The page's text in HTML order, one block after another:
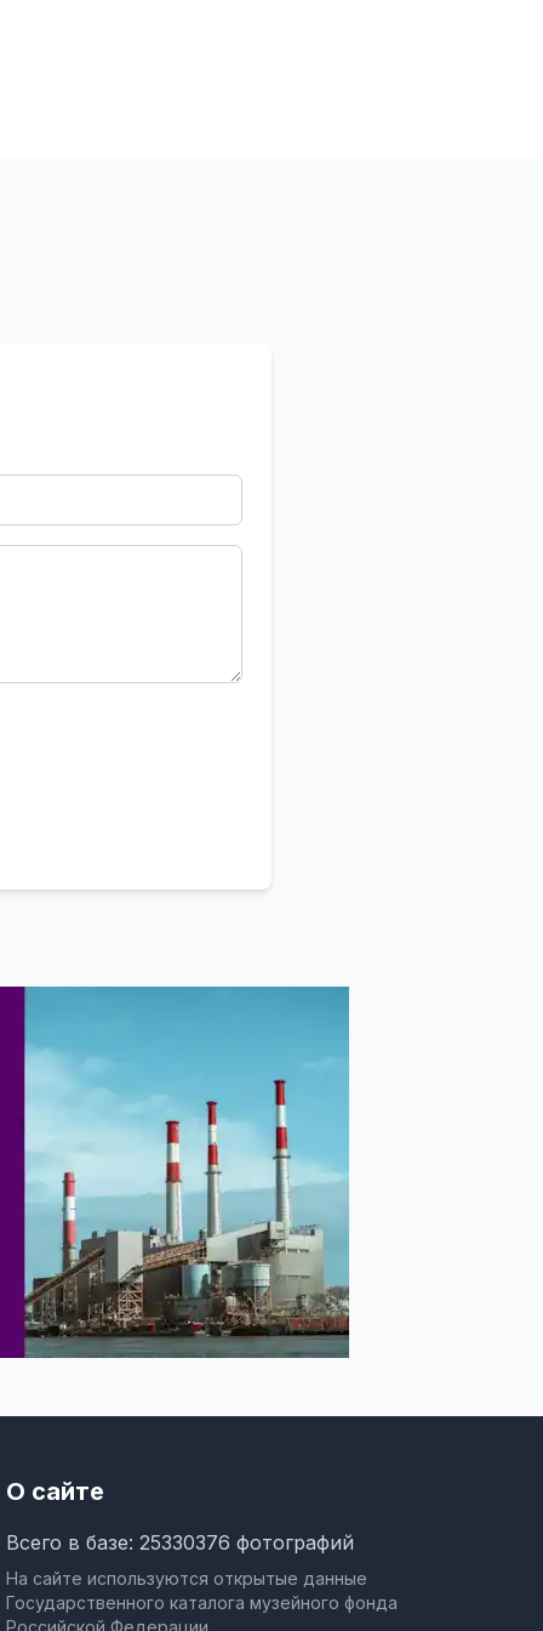
О сайте
Всего в базе: 25330376 фотографий
На сайте используются открытые данные
Государственного каталога музейного фонда
Российской Федерации